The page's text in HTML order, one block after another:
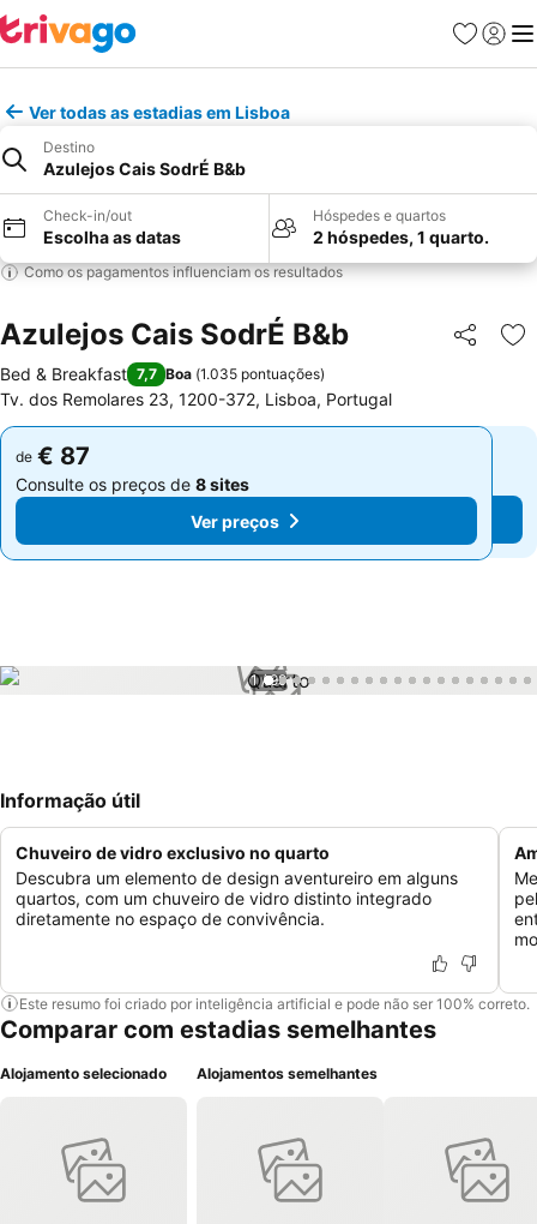
Favoritos
Iniciar
Ver todas as estadias em Lisboa
Destino
Azulejos Cais SodrÉ B&b
Check-in/out
Escolha as datas
Hóspedes e quartos
2 hóspedes, 1 quarto.
Como os pagamentos influenciam os resultados
Azulejos Cais SodrÉ B&b Partilhar
Bed & Breakfast 7,7 Boa (1.035 pontuações)
Tv. dos Remolares 23, 1200-372, Lisboa, Portugal
de € 87
Consulte os preços de 8 sites
Ver preços
de € 87
Consulte os preços de 8 sites
Ver preços
1 / 99
Informação útil
Chuveiro de vidro exclusivo no quarto
Descubra um elemento de design aventureiro em alguns
quartos, com um chuveiro de vidro distinto integrado
diretamente no espaço de convivência.
Este resumo foi criado por inteligência artificial e pode não ser 100% correto.
Comparar com estadias semelhantes
Alojamento selecionado Alojamentos semelhantes